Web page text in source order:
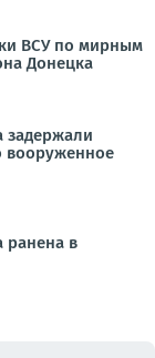
ВСУ по мирным
Донецка
задержали
вооруженное
ранена в